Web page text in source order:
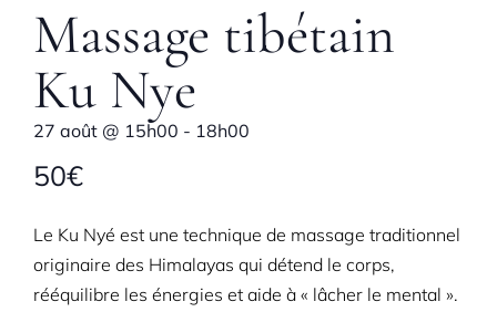
Massage tibétain
Ku Nye
27 août @ 15h00 - 18h00
50€
Le Ku Nyé est une technique de massage traditionnel
originaire des Himalayas qui détend le corps,
rééquilibre les énergies et aide à « lâcher le mental ».